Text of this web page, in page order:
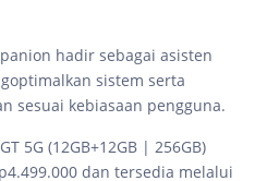
hadir sebagai asisten
sistem serta
sesuai kebiasaan pengguna.
5G (12GB+12GB | 256GB)
dan tersedia melalui